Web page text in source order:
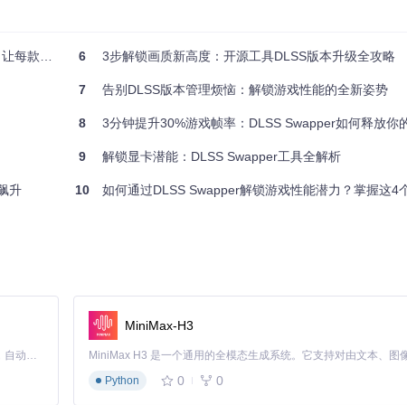
显示状态，兼容性最强
"稳定模式"，无需专业知识也能确保指示器正常工作。而调试模式则适
级信息。
选项
质潜能
升
6 3步解锁画质新高度：开源工具DLSS版本升级全攻略
7 告别DLSS版本管理烦恼：解锁游戏性能的全新姿势
8 3分钟提升30%游戏帧率：DLSS Swapper如何释放你
9 解锁显卡潜能：DLSS Swapper工具全解析
10 如何通过DLSS Swapper解锁游戏性能潜力？掌握这4
Claude Code 的开源替代方案。连接任意大模型，编辑代码，运行命令，自动验证 — 全自动执行。用 Rust 构建，极致性能。 ｜ An open-source alternative to Claude Code. Connect any LLM, edit code, run commands, and verify changes — autonomously. Built in Rust for speed. Get Started
MiniMax-H3
Python
0 0